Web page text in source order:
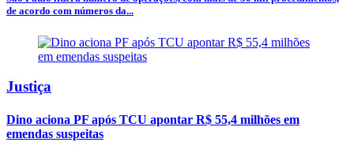
de acordo com números da...
Justiça
Dino aciona PF após TCU apontar R$ 55,4 milhões em
emendas suspeitas